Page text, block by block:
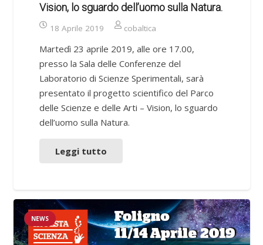
Vision, lo sguardo dell’uomo sulla Natura.
18 Aprile 2019 cobaltica
Martedì 23 aprile 2019, alle ore 17.00,
presso la Sala delle Conferenze del
Laboratorio di Scienze Sperimentali, sarà
presentato il progetto scientifico del Parco
delle Scienze e delle Arti – Vision, lo sguardo
dell’uomo sulla Natura.
Leggi tutto
NEWS